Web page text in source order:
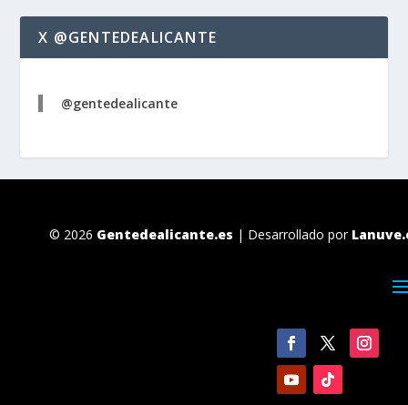
X @GENTEDEALICANTE
@gentedealicante
© 2026 Gentedealicante.es | Desarrollado por